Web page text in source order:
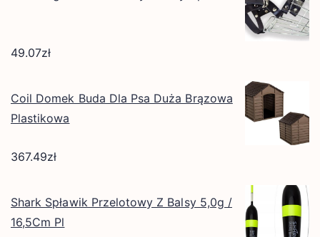
49.07zł
Coil Domek Buda Dla Psa Duża Brązowa
Plastikowa
367.49zł
Shark Spławik Przelotowy Z Balsy 5,0g /
16,5Cm Pl